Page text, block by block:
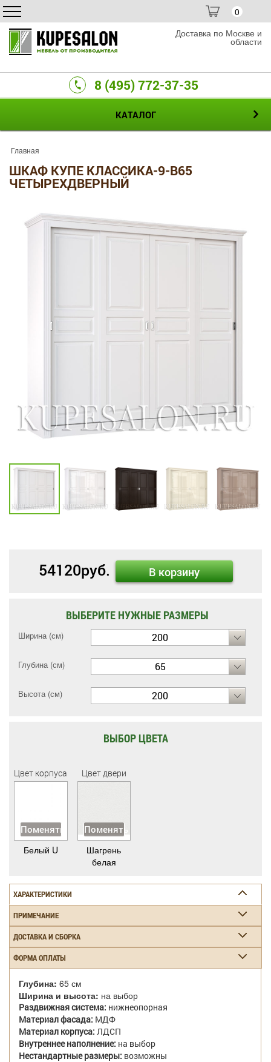
0
Доставка по Москве и
области
8 (495) 772-37-35
КАТАЛОГ
Главная
ШКАФ КУПЕ КЛАССИКА-9-B65
ЧЕТЫРЕХДВЕРНЫЙ
54120руб. В корзину
ВЫБЕРИТЕ НУЖНЫЕ РАЗМЕРЫ
Ширина (см) 200
Глубина (см) 65
Высота (см) 200
ВЫБОР ЦВЕТА
Цвет корпуса
Поменять
Белый U
Цвет двери
Поменять
Шагрень
белая
ХАРАКТЕРИСТИКИ
ПРИМЕЧАНИЕ
ДОСТАВКА И СБОРКА
ФОРМА ОПЛАТЫ
Глубина: 65 см
Ширина и высота: на выбор
Раздвижная система: нижнеопорная
Материал фасада: МДФ
Материал корпуса: ЛДСП
Внутреннее наполнение: на выбор
Нестандартные размеры: возможны